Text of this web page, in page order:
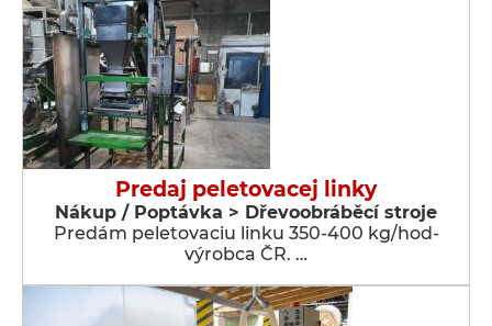
Predaj peletovacej linky
Nákup / Poptávka > Dřevoobráběcí stroje
Predám peletovaciu linku 350-400 kg/hod-
výrobca ČR. …